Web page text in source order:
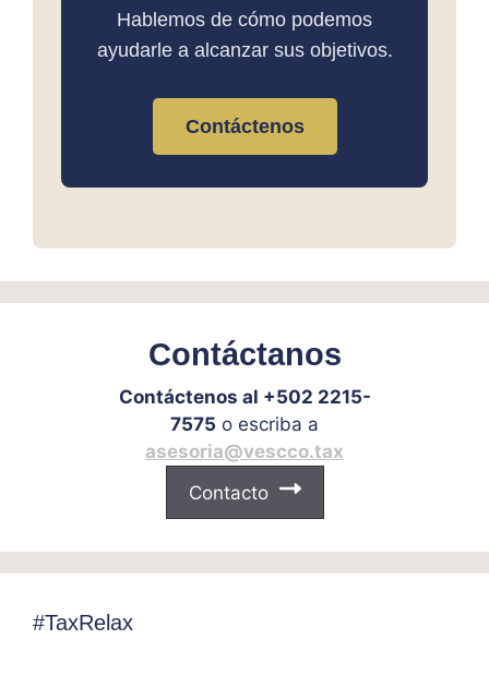
Hablemos de cómo podemos
ayudarle a alcanzar sus objetivos.
Contáctenos
Contáctanos
Contáctenos al +502 2215-
7575 o escriba a
asesoria@vescco.tax
Contacto
#TaxRelax